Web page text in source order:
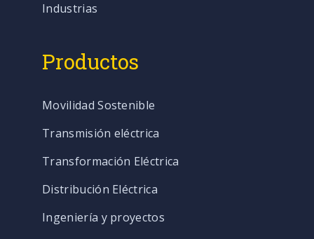
Industrias
Productos
Movilidad Sostenible
Transmisión eléctrica
Transformación Eléctrica
Distribución Eléctrica
Ingeniería y proyectos